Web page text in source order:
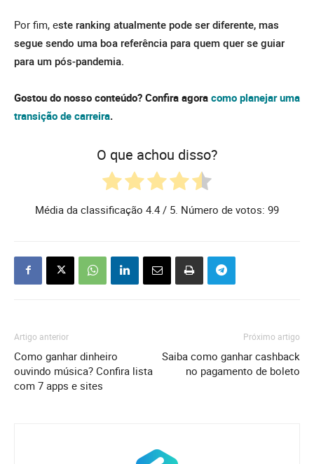
Por fim, este ranking atualmente pode ser diferente, mas
segue sendo uma boa referência para quem quer se guiar
para um pós-pandemia.
Gostou do nosso conteúdo? Confira agora como planejar uma
transição de carreira.
O que achou disso?
Média da classificação 4.4 / 5. Número de votos: 99
Artigo anterior
Como ganhar dinheiro
ouvindo música? Confira lista
com 7 apps e sites
Próximo artigo
Saiba como ganhar cashback
no pagamento de boleto